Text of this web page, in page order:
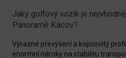
Jaký golfový vozík je
Panoramě Kácov?
Výrazné převýšení a kopcovitý
enormní nároky na stabilitu